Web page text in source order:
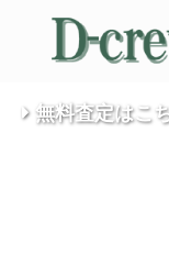
無料査定はこ